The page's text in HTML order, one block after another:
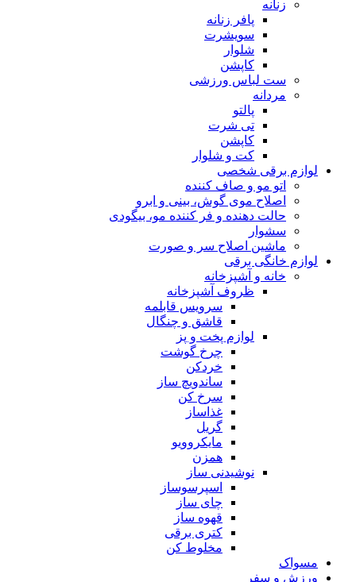
زنانه
پافر زنانه
سویشرت
شلوار
کاپشن
ست لباس ورزشی
مردانه
پالتو
تی شرت
کاپشن
کت و شلوار
لوازم برقی شخصی
اتو مو و صاف کننده
اصلاح موی گوش، بینی و ابرو
حالت دهنده و فر کننده مو، بیگودی
سشوار
ماشین اصلاح سر و صورت
لوازم خانگی برقی
خانه و آشپزخانه
ظروف آشپزخانه
سرویس قابلمه
قاشق و چنگال
لوازم پخت و پز
چرخ گوشت
خردکن
ساندویچ ساز
سرخ کن
غذاساز
گریل
مایکروویو
همزن
نوشیدنی ساز
اسپرسوساز
چای ساز
قهوه ساز
کتری برقی
مخلوط کن
مسواک
ورزش و سفر